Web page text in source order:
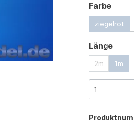
Farbe
ziegelrot
Länge
2m 1m